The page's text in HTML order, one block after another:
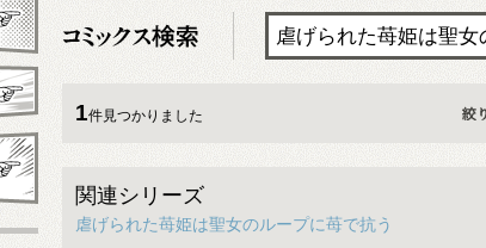
1件見つかりました
関連シリーズ
虐げられた苺姫は聖女のループに苺で抗う